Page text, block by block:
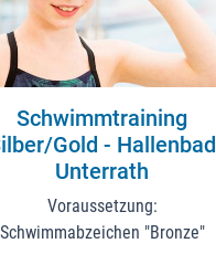
Schwimmtraining
Gold - Hallenbad
Unterrath
Voraussetzung:
Schwimmabzeichen "Bronze"